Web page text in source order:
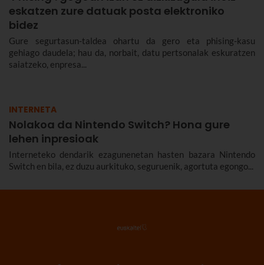
eskatzen zure datuak posta elektroniko
bidez
Gure segurtasun-taldea ohartu da gero eta phising-kasu
gehiago daudela; hau da, norbait, datu pertsonalak eskuratzen
saiatzeko, enpresa...
INTERNETA
Nolakoa da Nintendo Switch? Hona gure
lehen inpresioak
Interneteko dendarik ezagunenetan hasten bazara Nintendo
Switch en bila, ez duzu aurkituko, seguruenik, agortuta egongo...